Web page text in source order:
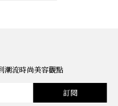
潮流時尚美容觀點
訂閱